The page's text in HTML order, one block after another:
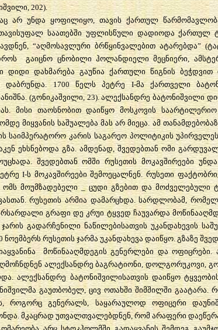
202).
არ უნდა ყოფილიყო, თავის ქართულ
თავისუფალ საათებში უფლისწული დადიოდა ქართულ
“აღმოსავლური ბრწყინვალებით ატარებდა”
გაიცნო ცნობილი ჰოლანდიელი მეცნიერი,
დიდი დახმარება გაუწია ქართული წიგნის
დაბრუნდა. 1700 წელს პეტრე I-მა ქართველი
(გონიკაშვილი, 23). ალექსანდრე ბატონიშვილი
მისი თაოსნობით დაიწყო მოსკოვის
მიყვანის საშუალება მას არ მიეცა. ამ
საიმპერატორო კარის საგარეო პოლიტიკის
ეხსნებოდა გზა. ამდენად, შვედებთან ომი
შვედებთან ომში რუსეთის მოკავშირეები
I-ს მოკავშირეები შემოეცალნენ. რუსეთი
ომს მოუმზადებელი _ ცუდი გზებით და მოძველებული
რუსეთის არმია დამარცხდა. სარდლობამ,
გრაფი დე კრუი ტყვედ ჩაუვარდა
გადარჩენილი ნაწილებისათვის უკანდახევის
ნოემბერს რუსეთის ჯარმა უკანდახევა დაიწყო. გზაზე
მოწინააღმდეგის გენერლები და ოფიცრები.
ალექსანდრე ბაგრატიონი, დოლგორუკოვი,
ალექსანდრე ბატონიშვილისათვის დაიწყო
გაუთბობელ, ცივ ოთახში შიმშილში
როგორც გენერალს, საყარაულოდ ოფიცერი
მკაცრად უთვალთვალებდნენ, რომ არაფერი